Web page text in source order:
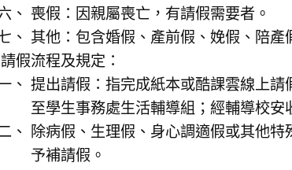
喪假：因親屬喪亡，有請假需要者。
其他：包含婚假、產前假、娩假、陪產
請假流程及規定：
提出請假：指完成紙本或酷課雲線上
至學生事務處生活輔導組；經輔導校安
除病假、生理假、身心調適假或其他
予補請假。